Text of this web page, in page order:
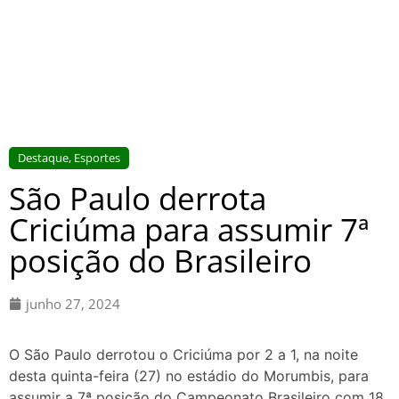
Destaque, Esportes
São Paulo derrota
Criciúma para assumir 7ª
posição do Brasileiro
junho 27, 2024
O São Paulo derrotou o Criciúma por 2 a 1, na noite
desta quinta-feira (27) no estádio do Morumbis, para